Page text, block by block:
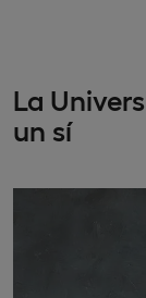
La
un sí